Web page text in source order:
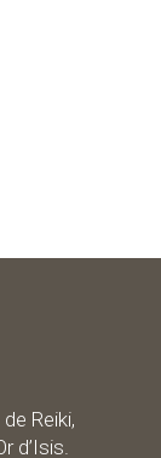
Reiki,
d’Isis.